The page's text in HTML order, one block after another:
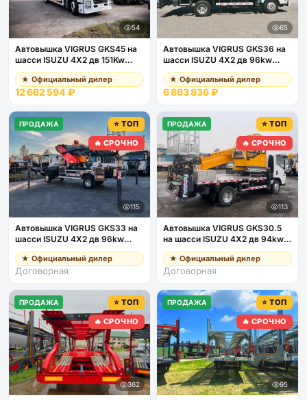
54
Автовышка VIGRUS GKS45 на
шасси ISUZU 4Х2 дв 151Kw
высота подъёма 45м
★ Официальный дилер
12 662 594 ₽
65
Автовышка VIGRUS GKS36 на
шасси ISUZU 4Х2 дв 96kw
высота подъёма 36м
★ Официальный дилер
6 863 836 ₽
ПРОДАЖА
⭐ ТОП
🔥 СРОЧНО
115
Автовышка VIGRUS GKS33 на
шасси ISUZU 4Х2 дв 96kw
высота подъёма 33м
★ Официальный дилер
Договорная
ПРОДАЖА
⭐ ТОП
🔥 СРОЧНО
113
Автовышка VIGRUS GKS30.5
на шасси ISUZU 4Х2 дв 94kw
высота подъёма 30,5м
★ Официальный дилер
Договорная
ПРОДАЖА
⭐ ТОП
🔥 СРОЧНО
362
ПРОДАЖА
⭐ ТОП
🔥 СРОЧНО
95